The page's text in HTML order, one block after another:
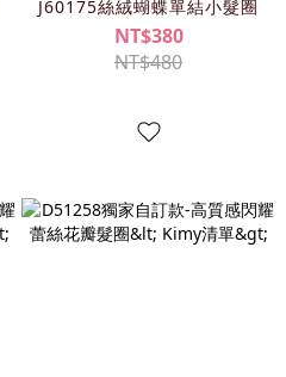
J60175絲絨蝴蝶單結小髮圈
NT$380
NT$480